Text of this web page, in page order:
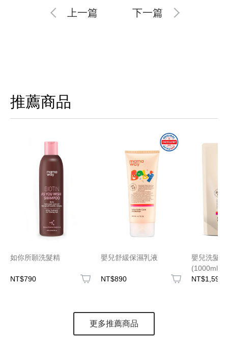
上一篇 下一篇
推薦商品
如你所願洗髮精
NT$790
嬰兒舒緩保濕乳液
NT$890
嬰兒洗髮
(1000ml補
NT$1,599
更多推薦商品